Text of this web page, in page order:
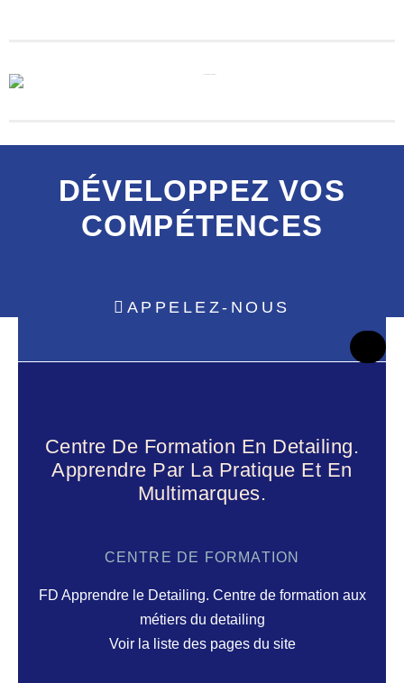
DÉVELOPPEZ VOS
COMPÉTENCES
APPELEZ-NOUS
Centre De Formation En Detailing.
Apprendre Par La Pratique Et En
Multimarques.
CENTRE DE FORMATION
FD Apprendre le Detailing. Centre de formation aux
métiers du detailing
Voir la liste des pages du site